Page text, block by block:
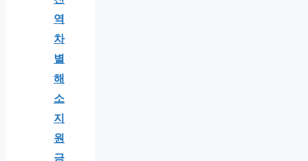
역
차
별
해
소
지
원
금